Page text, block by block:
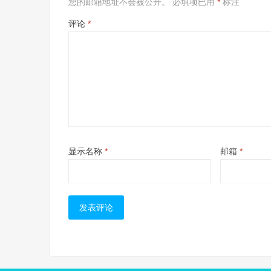
评论 *
显示名称 * 邮箱 *